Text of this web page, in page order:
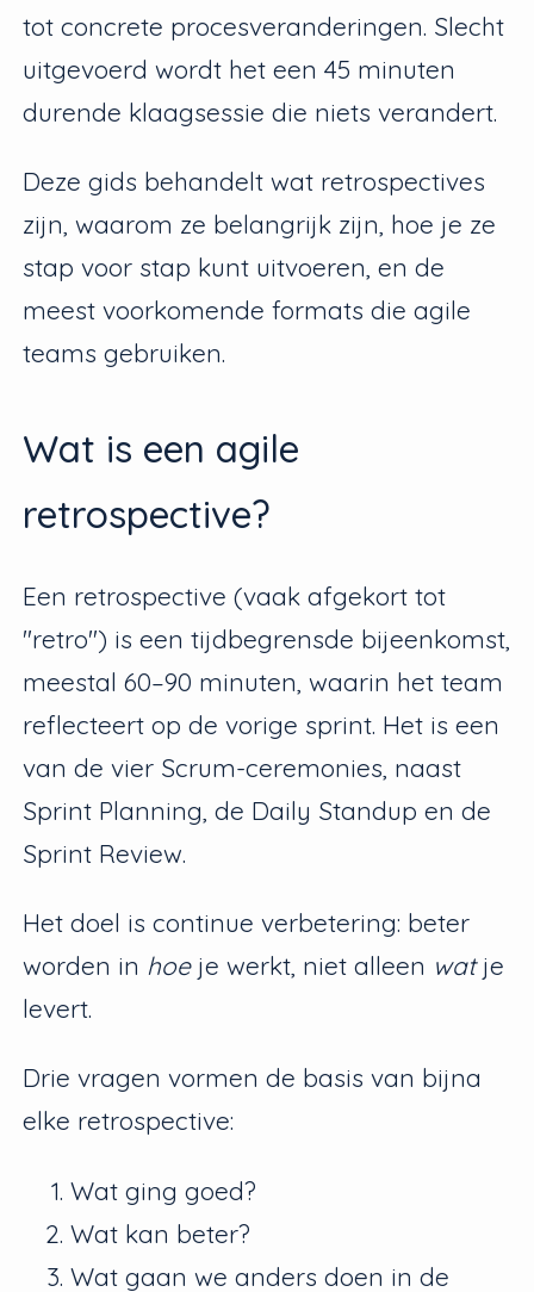
tot concrete procesveranderingen. Slecht
uitgevoerd wordt het een 45 minuten
durende klaagsessie die niets verandert.
Deze gids behandelt wat retrospectives
zijn, waarom ze belangrijk zijn, hoe je ze
stap voor stap kunt uitvoeren, en de
meest voorkomende formats die agile
teams gebruiken.
Wat is een agile
retrospective?
Een retrospective (vaak afgekort tot
"retro") is een tijdbegrensde bijeenkomst,
meestal 60–90 minuten, waarin het team
reflecteert op de vorige sprint. Het is een
van de vier Scrum-ceremonies, naast
Sprint Planning, de Daily Standup en de
Sprint Review.
Het doel is continue verbetering: beter
worden in hoeje werkt, niet alleen watje
levert.
Drie vragen vormen de basis van bijna
elke retrospective:
Wat ging goed?
Wat kan beter?
Wat gaan we anders doen in de